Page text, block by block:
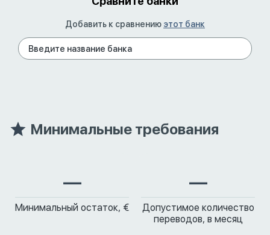
Добавить к сравнению этот банк
Минимальные требования
—
Минимальный остаток, €
—
Допустимое количество
переводов, в месяц